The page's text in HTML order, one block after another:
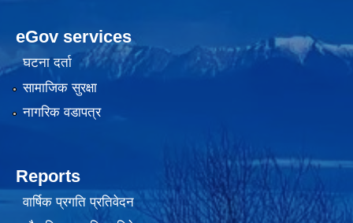
eGov services
घटना दर्ता
सामाजिक सुरक्षा
नागरिक वडापत्र
Reports
वार्षिक प्रगति प्रतिवेदन